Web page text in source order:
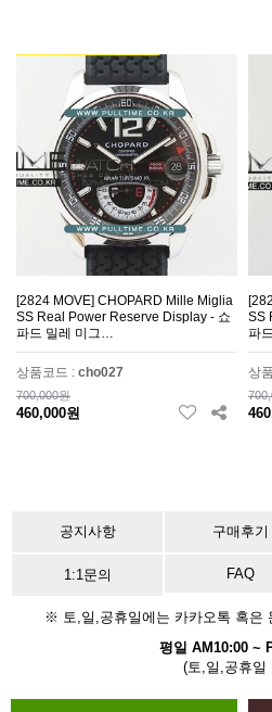
[2824 MOVE] CHOPARD Mille Miglia
SS Real Power Reserve Display - 쇼
파드 밀레 미그…
상품코드 : cho027
700,000원
460,000원
SS
파
상
공지사항 구매후기
1:1문의 FAQ
※ 토,일,공휴일에는 카카오톡 혹은
평일 AM10:00 ~
(토,일,공휴일